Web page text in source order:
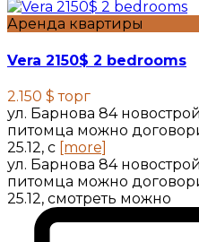
Аренда квартиры
Vera 2150$ 2 bedrooms
2.150 $торг
ул. Барнова 84
питомца можно
25.12, с [more]
ул. Барнова 84
питомца можно
25.12, смотреть можно